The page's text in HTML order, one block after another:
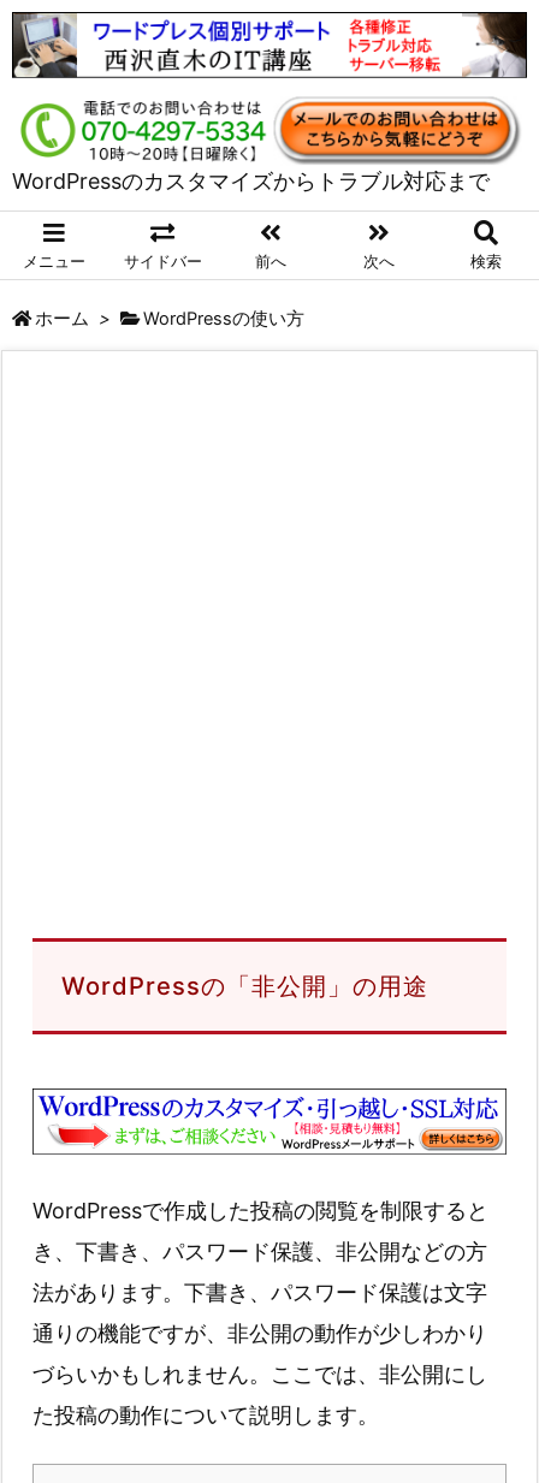
WordPressのカスタマイズからトラブル対応まで
メニュー サイドバー 前へ 次へ 検索
ホーム > WordPressの使い方
WordPressの「非公開」の用途
WordPressで作成した投稿の閲覧を制限すると
き、下書き、パスワード保護、非公開などの方
法があります。下書き、パスワード保護は文字
通りの機能ですが、非公開の動作が少しわかり
づらいかもしれません。ここでは、非公開にし
た投稿の動作について説明します。